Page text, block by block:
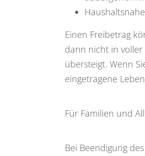
Einen Freibetrag
dann nicht in voller
übersteigt. Wenn
eingetragene
Für Familien und
Bei Beendigung